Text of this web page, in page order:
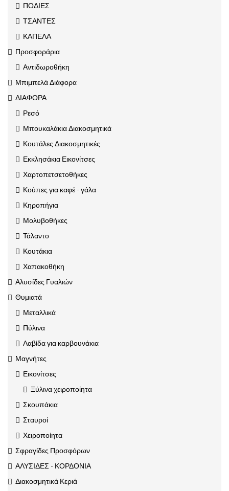
ΠΟΔΙΕΣ
ΤΣΑΝΤΕΣ
ΚΑΠΕΛΑ
Προσφοράρια
Αντιδωροθήκη
Μπιμπελά Διάφορα
ΔΙΑΦΟΡΑ
Ρεσό
Μπουκαλάκια Διακοσμητικά
Κουτάλες Διακοσμητικές
Εκκλησάκια Εικονίτσες
Χαρτοπετσετοθήκες
Κούπες για καφέ - γάλα
Κηροπήγια
Μολυβοθήκες
Τάλαντο
Κουτάκια
Χαπακοθήκη
Αλυσίδες Γυαλιών
Θυμιατά
Μεταλλικά
Πύλινα
Λαβίδα για καρβουνάκια
Μαγνήτες
Εικονίτσες
Ξύλινα χειροποίητα
Σκουπάκια
Σταυροί
Χειροποίητα
Σφραγίδες Προσφόρων
ΑΛΥΣΙΔΕΣ - ΚΟΡΔΟΝΙΑ
Διακοσμητικά Κεριά